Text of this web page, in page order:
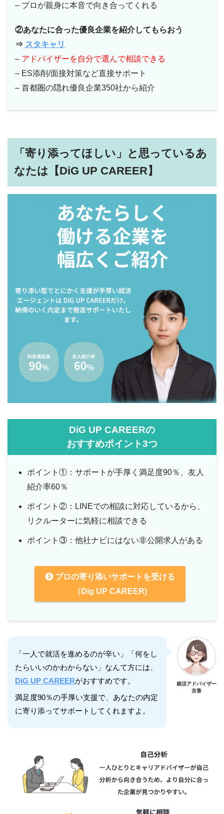
– プロが親身に本音で向き合ってくれる
②あなたに合った優良企業を紹介してもらおう
⇒ スタキャリ
– アドバイザーを自分で選んで相談できる
– ES添削/面接対策など直接サポート
– 首都圏の隠れ優良企業350社から紹介
「寄り添ってほしい」と思っているあ
なたは【DiG UP CAREER】
DiG UP CAREERの
おすすめポイント3つ
ポイント①：サポートが手厚く満足度90％、友人
紹介率60％
ポイント②：LINEでの相談に対応しているから、
リクルーターに気軽に相談できる
ポイント③：他社ナビにはない非公開求人がある
プロの寄り添いサポートを受ける
（Dig UP CAREER)
「一人で就活を進めるのが辛い」「何をし
たらいいのかわからない」なんて方には、
DiG UP CAREERがおすすめです。
満足度90％の手厚い支援で、あなたの内定
に寄り添ってサポートしてくれますよ。
就活アドバイザー
京香